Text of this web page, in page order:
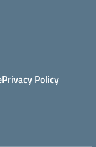
Privacy Policy